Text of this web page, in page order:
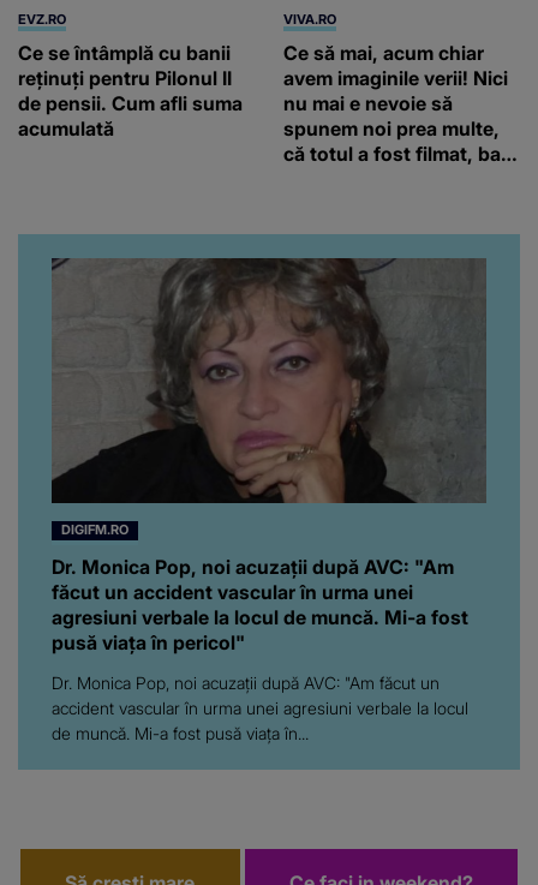
EVZ.RO
Ce se întâmplă cu banii
reținuți pentru Pilonul II
de pensii. Cum afli suma
acumulată
VIVA.RO
Ce să mai, acum chiar
avem imaginile verii! Nici
nu mai e nevoie să
spunem noi prea multe,
că totul a fost filmat, ba
da, frumoasa iubită a lui
Florin Ristei e...
DIGIFM.RO
Dr. Monica Pop, noi acuzații după AVC: "Am
făcut un accident vascular în urma unei
agresiuni verbale la locul de muncă. Mi-a fost
pusă viața în pericol"
Dr. Monica Pop, noi acuzații după AVC: "Am făcut un
accident vascular în urma unei agresiuni verbale la locul
de muncă. Mi-a fost pusă viața în...